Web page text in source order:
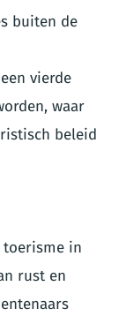
buiten de
vierde
waar
beleid
toerisme in
rust en